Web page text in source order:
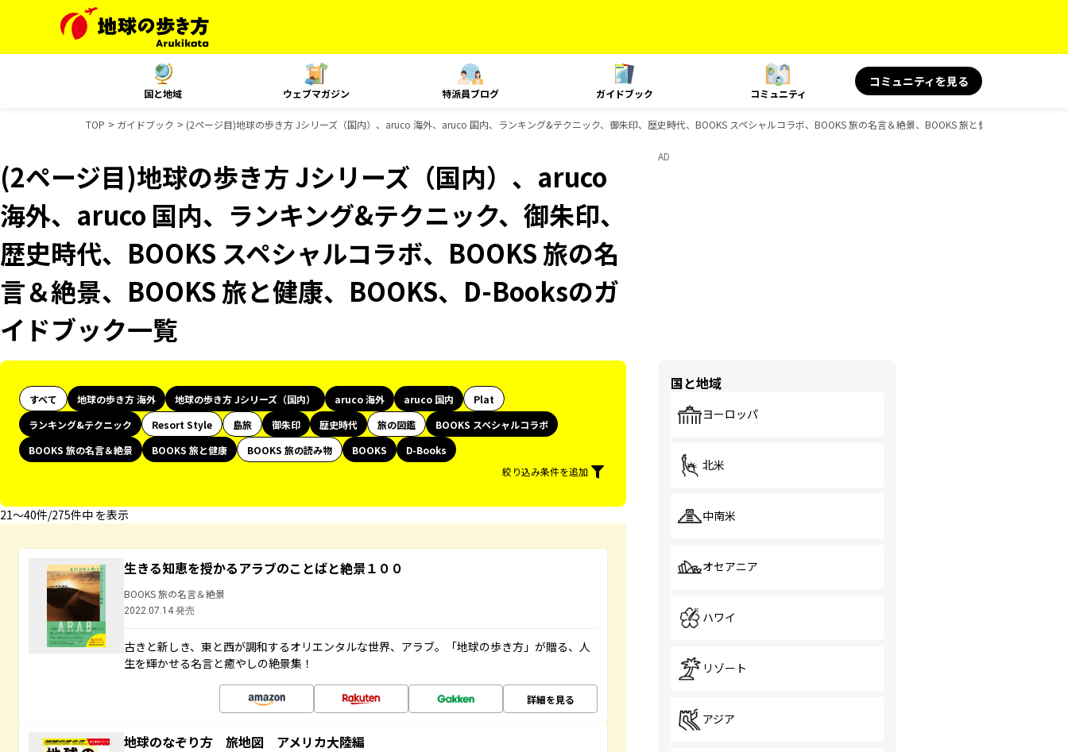
国と地域 ウェブマガジン 特派員ブログ ガイドブック コミュニティ
コミュニティを見る
TOP ガイドブック (2ページ目)地球の歩き方 Jシリーズ（国内）、aruco 海外、aruco 国内、ランキング&テクニック、御朱印、歴史時代、BOOKS スペシャルコラボ、BOOKS 旅の名言＆絶景、BOOKS 旅と健康、BOOKS、D-
(2ページ目)地球の歩き方 Jシリーズ（国内）、aruco
海外、aruco 国内、ランキング&テクニック、御朱印、
歴史時代、BOOKS スペシャルコラボ、BOOKS 旅の名
言＆絶景、BOOKS 旅と健康、BOOKS、D-Booksのガ
イドブック一覧
すべて 地球の歩き方 海外 地球の歩き方 Jシリーズ（国内） aruco 海外 aruco 国内
Plat
ランキング&テクニック
Resort Style 島旅 御朱印 歴史時代 旅の図鑑
BOOKS スペシャルコラボ
BOOKS 旅の名言＆絶景
BOOKS 旅と健康 BOOKS 旅の読み物 BOOKS
D-Books
絞り込み条件を追加
21〜40件/275件中 を表示
生きる知恵を授かるアラブのことばと絶景１００
BOOKS 旅の名言＆絶景
2022.07.14 発売
古きと新しき、東と西が調和するオリエンタルな世界、アラブ。「地球の歩き方」が贈る、人
生を輝かせる名言と癒やしの絶景集！
詳細を見る
地球のなぞり方 旅地図 アメリカ大陸編
AD
国と地域
ヨーロッパ
北米
中南米
オセアニア
ハワイ
リゾート
アジア